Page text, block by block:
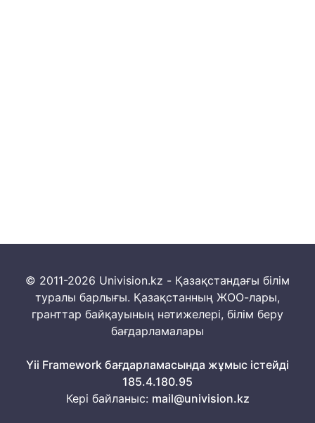
© 2011-2026 Univision.kz - Қазақстандағы білім
туралы барлығы. Қазақстанның ЖОО-лары,
гранттар байқауының нәтижелері, білім беру
бағдарламалары
Yii Framework бағдарламасында жұмыс істейді
185.4.180.95
Кері байланыс: mail@univision.kz